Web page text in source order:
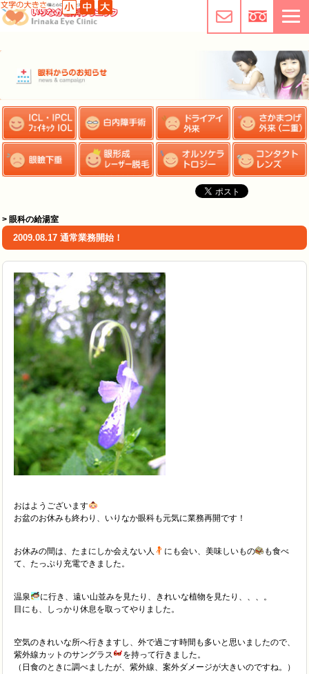
> 眼科の給湯室
2009.08.17 通常業務開始！
おはようございます
お盆のお休みも終わり、いりなか眼科も元気に業務再開です！
お休みの間は、たまにしか会えない人 にも会い、美味しいもの
も食べ
て、たっぷり充電できました。
温泉
に行き、遠い山並みを見たり、きれいな植物を見たり、、、。
目にも、しっかり休息を取ってやりました。
空気のきれいな所へ行きますし、外で過ごす時間も多いと思いましたので、
紫外線カットのサングラス
を持って行きました。
（日食のときに調べましたが、紫外線、案外ダメージが大きいのですね。）